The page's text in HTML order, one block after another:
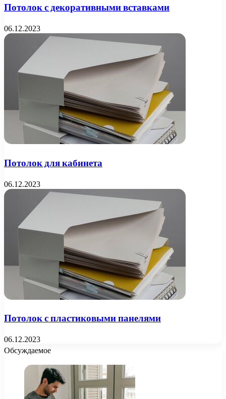
Потолок с декоративными вставками
06.12.2023
Потолок для кабинета
06.12.2023
Потолок с пластиковыми панелями
06.12.2023
Обсуждаемое